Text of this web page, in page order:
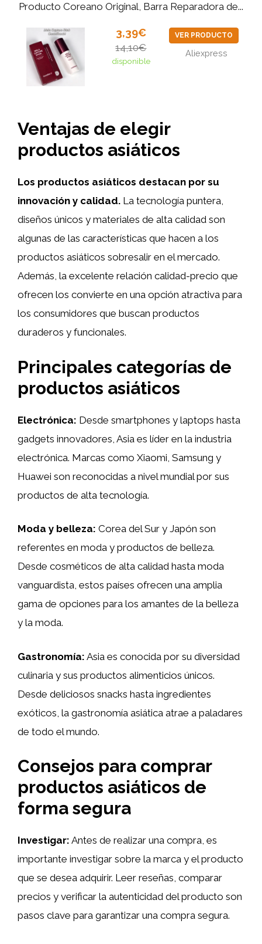
Producto Coreano Original, Barra Reparadora de...
3,39€
14,10€
disponible
VER PRODUCTO
Aliexpress
Ventajas de elegir
productos asiáticos
Los productos asiáticos destacan por su
innovación y calidad. La tecnología puntera,
diseños únicos y materiales de alta calidad son
algunas de las características que hacen a los
productos asiáticos sobresalir en el mercado.
Además, la excelente relación calidad-precio que
ofrecen los convierte en una opción atractiva para
los consumidores que buscan productos
duraderos y funcionales.
Principales categorías de
productos asiáticos
Electrónica: Desde smartphones y laptops hasta
gadgets innovadores, Asia es líder en la industria
electrónica. Marcas como Xiaomi, Samsung y
Huawei son reconocidas a nivel mundial por sus
productos de alta tecnología.
Moda y belleza: Corea del Sur y Japón son
referentes en moda y productos de belleza.
Desde cosméticos de alta calidad hasta moda
vanguardista, estos países ofrecen una amplia
gama de opciones para los amantes de la belleza
y la moda.
Gastronomía: Asia es conocida por su diversidad
culinaria y sus productos alimenticios únicos.
Desde deliciosos snacks hasta ingredientes
exóticos, la gastronomía asiática atrae a paladares
de todo el mundo.
Consejos para comprar
productos asiáticos de
forma segura
Investigar: Antes de realizar una compra, es
importante investigar sobre la marca y el producto
que se desea adquirir. Leer reseñas, comparar
precios y verificar la autenticidad del producto son
pasos clave para garantizar una compra segura.